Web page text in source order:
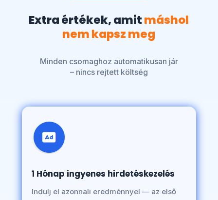
Extra értékek, amitmáshol
nem kapsz meg
Minden csomaghoz automatikusan jár
– nincs rejtett költség
1 Hónap ingyenes hirdetéskezelés
Indulj el azonnali eredménnyel — az első